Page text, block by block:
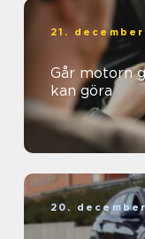
21.
Går motorn
kan göra
20.